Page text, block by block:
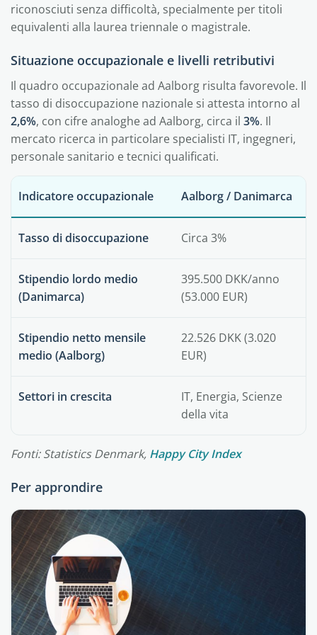
riconosciuti senza difficoltà, specialmente per titoli
equivalenti alla laurea triennale o magistrale.
Situazione occupazionale e livelli retributivi
Il quadro occupazionale ad Aalborg risulta favorevole. Il
tasso di disoccupazione nazionale si attesta intorno al
2,6%, con cifre analoghe ad Aalborg, circa il 3%. Il
mercato ricerca in particolare specialisti IT, ingegneri,
personale sanitario e tecnici qualificati.
Indicatore occupazionale Aalborg / Danimarca
Tasso di disoccupazione Circa 3%
Stipendio lordo medio
(Danimarca)
395.500 DKK/anno
(53.000 EUR)
Stipendio netto mensile
medio (Aalborg)
22.526 DKK (3.020
EUR)
Settori in crescita
IT, Energia, Scienze
della vita
Fonti: Statistics Denmark, Happy City Index
Per approndire